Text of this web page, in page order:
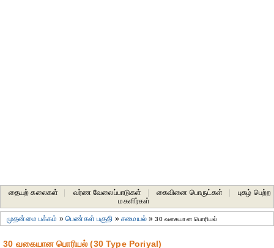
தையற் கலைகள் வர்ண வேலைப்பாடுகள் கைவினை பொருட்கள்
புகழ் பெற்ற
மகளிர்கள்
முதன்மை பக்கம் »பெண்கள் பகுதி »சமையல்»30 வகையான பொரியல்
30 வகையான பொரியல் (30 Type Poriyal)